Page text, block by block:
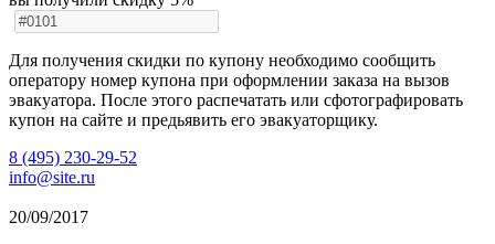
Для получения скидки по купону необходимо сообщить
оператору номер купона при оформлении заказа на вызов
эвакуатора. После этого распечатать или сфотографировать
купон на сайте и предьявить его эвакуаторщику.
8 (495) 230-29-52
info@site.ru
20/09/2017